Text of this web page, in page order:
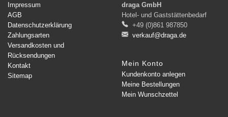
Impressum
AGB
Datenschutzerklärung
Zahlungsarten
Versandkosten und
Rücksendungen
Kontakt
Sitemap
draga GmbH
Hotel- und Gaststättenbedarf
+49 (0)861 987850
verkauf@draga.de
Mein Konto
Kundenkonto anlegen
Meine Bestellungen
Mein Wunschzettel